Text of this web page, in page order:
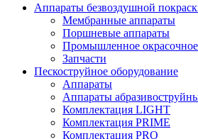
Аппараты безвоздушной
Мембранные аппараты
Поршневые аппараты
Промышленное
Запчасти
Пескоструйное оборудование
Аппараты
Аппараты
Комплектация LIGHT
Комплектация PRIME
Комплектация PRO